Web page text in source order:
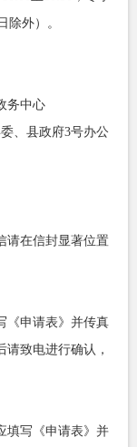
除外）。
务中心
、县政府3号办公
请在信封显著位置
《申请表》并传真
致电进行确认，
填写《申请表》并